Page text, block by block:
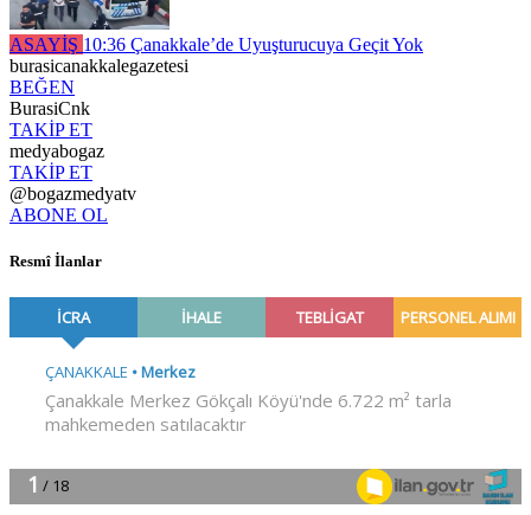
ASAYİŞ 10:36 Çanakkale’de Uyuşturucuya Geçit Yok
burasicanakkalegazetesi
BEĞEN
BurasiCnk
TAKİP ET
medyabogaz
TAKİP ET
@bogazmedyatv
ABONE OL
Resmî İlanlar